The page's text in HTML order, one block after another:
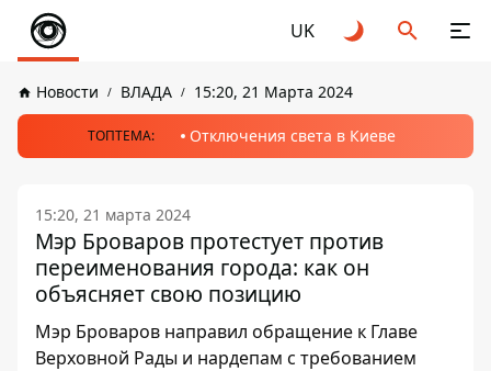
UK
Новости ВЛАДА 15:20, 21 Марта 2024
ТОПТЕМА: Отключения света в Киеве
15:20, 21 марта 2024
Мэр Броваров протестует против
переименования города: как он
объясняет свою позицию
Мэр Броваров направил обращение к Главе
Верховной Рады и нардепам с требованием